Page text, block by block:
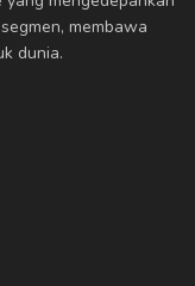
membawa
dunia.